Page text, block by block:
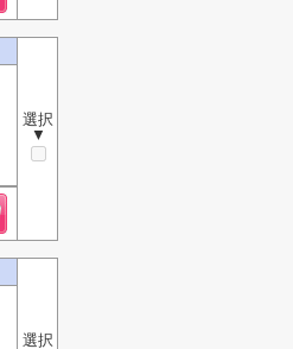
選択
▼
選択